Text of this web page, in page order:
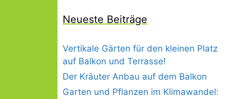
Neueste Beiträge
Vertikale Gärten für den kleinen Platz
auf Balkon und Terrasse!
Der Kräuter Anbau auf dem Balkon
Garten und Pflanzen im Klimawandel: